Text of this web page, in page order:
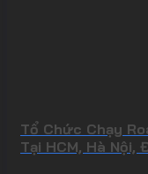
Tổ Chức Chạy
Tại HCM, Hà Nội,